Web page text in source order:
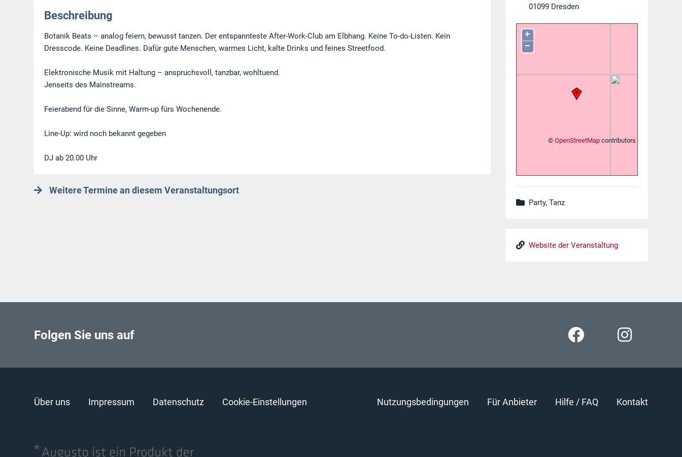
Beschreibung
Botanik Beats – analog feiern, bewusst tanzen. Der entspannteste After-Work-Club am Elbhang. Keine To-do-Listen. Kein
Dresscode. Keine Deadlines. Dafür gute Menschen, warmes Licht, kalte Drinks und feines Streetfood.
Elektronische Musik mit Haltung – anspruchsvoll, tanzbar, wohltuend.
Jenseits des Mainstreams.
Feierabend für die Sinne, Warm-up fürs Wochenende.
Line-Up: wird noch bekannt gegeben
DJ ab 20.00 Uhr
Weitere Termine an diesem Veranstaltungsort
01099 Dresden
+
−
© OpenStreetMapcontributors
Party, Tanz
Website der Veranstaltung
Folgen Sie uns auf
Über uns Impressum Datenschutz Cookie-Einstellungen Nutzungsbedingungen Für Anbieter Hilfe / FAQ Kontakt